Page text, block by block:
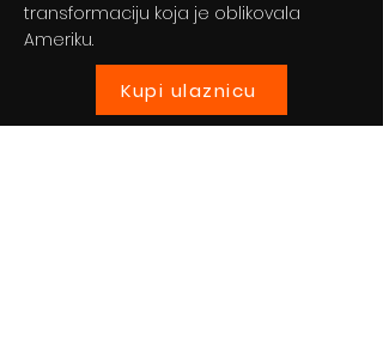
transformaciju koja je oblikovala
Ameriku.
Kupi ulaznicu